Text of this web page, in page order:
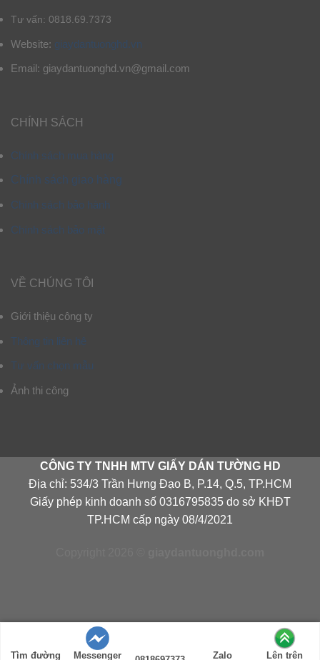
Tư vấn: 0818.69.7373
Website: giaydantuonghd.vn
Email: giaydantuonghd.vn@gmail.com
CHÍNH SÁCH
Chính sách mua hàng
Chính sách giao hàng
Chính sách bảo hành
Chính sách bảo mật
VỀ CHÚNG TÔI
Giới thiệu công ty
Thông tin liên hệ
Tư vấn chọn mẫu
Ảnh thi công
CÔNG TY TNHH MTV GIẤY DÁN TƯỜNG HD
Địa chỉ: 534/3 Trần Hưng Đạo B, P.14, Q.5, TP.HCM
Giấy phép kinh doanh số 0316795835 do sở KHĐT
TP.HCM cấp ngày 08/4/2021
Tìm đường Messenger Zalo Lên trên